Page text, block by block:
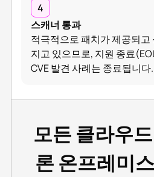
4
스캐너 통과
적극적으로 패치가 제공되고
지고 있으므로, 지원 종료
CVE 발견 사례는 종료됩니다.
모든 클라우
론 온프레미